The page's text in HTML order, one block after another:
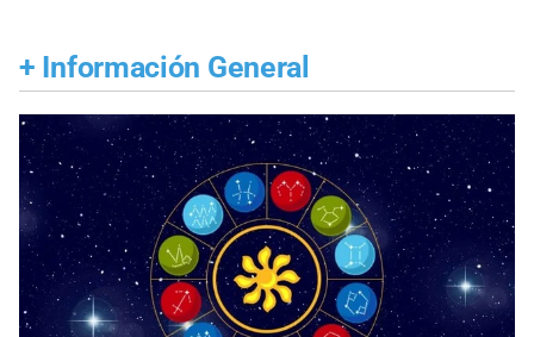
+ Información General